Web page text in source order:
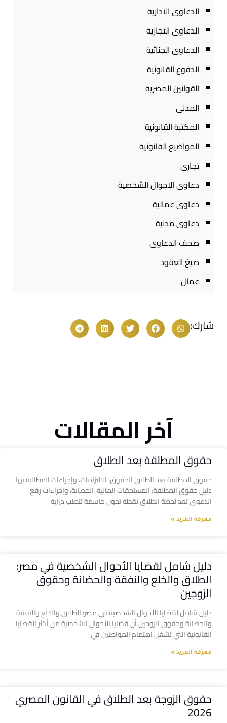
الدعاوى الادارية
الدعاوى التجارية
الدعاوى الجنائية
الدفوع القانونية
القوانين المصرية
المدنى
المكتبة القانونية
المواضيع القانونية
تجارى
دعاوى الاحوال الشخصية
دعاوى عمالية
دعاوى مدنية
صحف الدعاوى
صيغ العقود
عمال
شارك:
آخر المقالات
حقوق المطلقة بعد الطلاق
حقوق المطلقة بعد الطلاق الحقوق، الالتزامات، وإجراءات المطالبة بها
دليل حقوق المطلقة: المستحقات المالية، الحضانة، وإجراءات رفع
الدعوى تعد لحظة الطلاق نقطة تحول حاسمة تتطلب دراية
معرفة المزيد »
دليل شامل لقضايا الأحوال الشخصية في مصر:
الطلاق والخلع والنفقة والحضانة وحقوق
الزوجين
دليل شامل لقضايا الأحوال الشخصية في مصر: الطلاق والخلع والنفقة
والحضانة وحقوق الزوجين أن قضايا الأحوال الشخصية من أكثر القضايا
القانونية التي تشغل اهتمام المواطنين في
معرفة المزيد »
حقوق الزوجة بعد الطلاق في القانون المصري
2026